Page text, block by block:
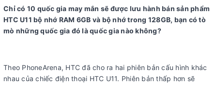
Chỉ có 10 quốc gia may mắn sẽ được lưu hành bán sản phẩm
HTC U11 bộ nhớ RAM 6GB và bộ nhớ trong 128GB, bạn có tò
mò những quốc gia đó là quốc gia nào không?
Theo PhoneArena, HTC đã cho ra hai phiên bản cấu hình khác
nhau của chiếc điện thoại HTC U11. Phiên bản thấp hơn sẽ